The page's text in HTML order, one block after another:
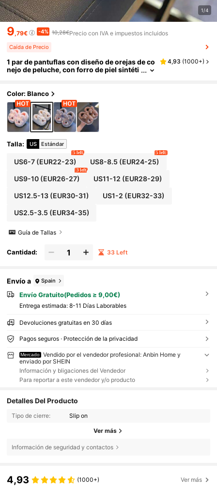
1/4
9,79€ -4% 10,28€Precio con IVA e impuestos incluidos
Caída de Precio
1 par de pantuflas con diseño de orejas de co
nejo de peluche, con forro de piel sintéti
ara niños pequeños y niños
4,93 (1000+)
Color: Blanco
Talla: US Estándar
US6-7(EUR22-23)
5 left
US8-8.5 (EUR24-25)
5 left
US9-10(EUR26-27)
3 left
US11-12 (EUR28-29)
US12.5-13(EUR30-31) US1-2 (EUR32-33)
US2.5-3.5 (EUR34-35)
Guía de Tallas
Cantidad: 33 Left
Envío a Spain
Envío Gratuito(Pedidos ≥ 9,00€)
Entrega estimada: 8-11 Días Laborables
Devoluciones gratuitas en 30 días
Pagos seguros · Protección de la privacidad
Mercado
Vendido por el vendedor profesional: Anbin Home y
enviado por SHEIN
Información y bligaciones del Vendedor
Para reportar a este vendedor y/o producto
Detalles Del Producto
Tipo de cierre: Slip on
Ver más
Información de seguridad y contactos
4,93 (1000+) Ver más